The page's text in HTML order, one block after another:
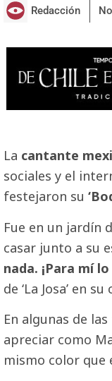
Redacción
La cantante
sociales y el
festejaron su
Fue en un jardín
casar junto a su
nada. ¡Para mí
de ‘La Josa’ en
En algunas de
apreciar como
mismo color que